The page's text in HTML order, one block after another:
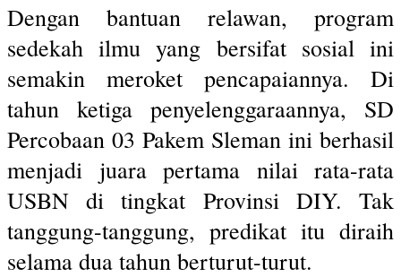
Dengan bantuan relawan, program
sedekah ilmu yang bersifat sosial ini
semakin meroket pencapaiannya. Di
tahun ketiga penyelenggaraannya, SD
Percobaan 03 Pakem Sleman ini berhasil
menjadi juara pertama nilai rata-rata
USBN di tingkat Provinsi DIY. Tak
tanggung-tanggung, predikat itu diraih
selama dua tahun berturut-turut.